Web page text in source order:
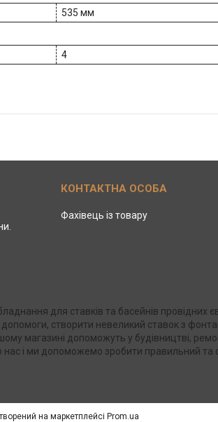
535 мм
4
Фахівець із товару
для ставків та басейнів
допомоги, створити невеликий ставок з
магазині допоможуть у будівництві,
і ми допоможемо зробити правильний
на маркетплейсі Prom.ua